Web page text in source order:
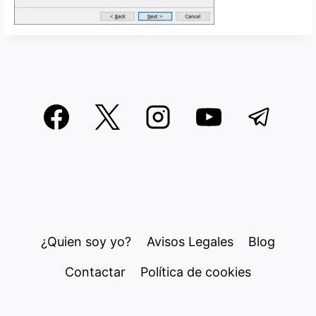
¿Quien soy yo? Avisos Legales Blog
Contactar Política de cookies